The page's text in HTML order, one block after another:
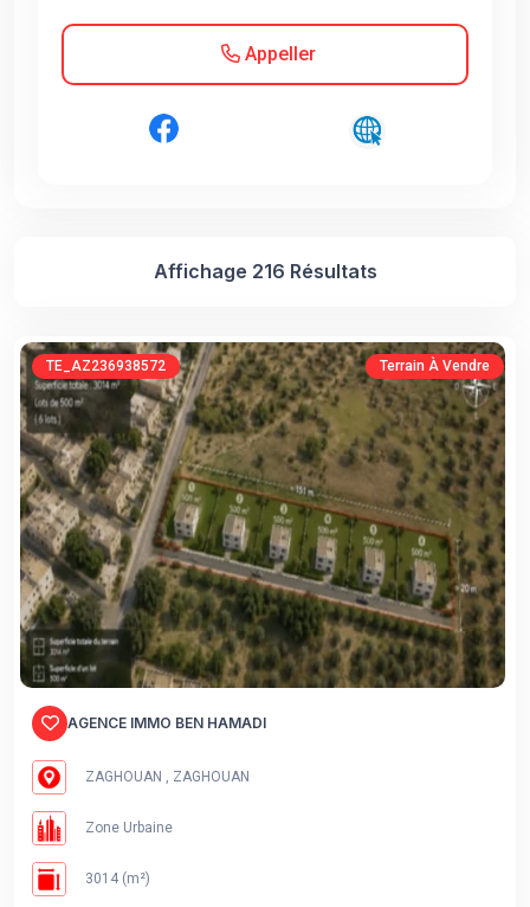
Appeller
Affichage 216 Résultats
TE_AZ236938572 Terrain À Vendre
AGENCE IMMO BEN HAMADI
ZAGHOUAN , ZAGHOUAN
Zone Urbaine
3014 (m²)